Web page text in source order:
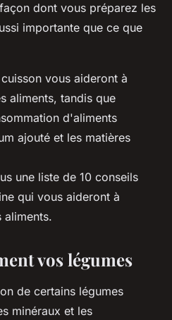
dont vous préparez les
importante que ce que
vous aideront à
aliments, tandis que
d'aliments
ajouté et les matières
une liste de 10 conseils
qui vous aideront à
aliments.
vos légumes
de certains légumes
minéraux et les